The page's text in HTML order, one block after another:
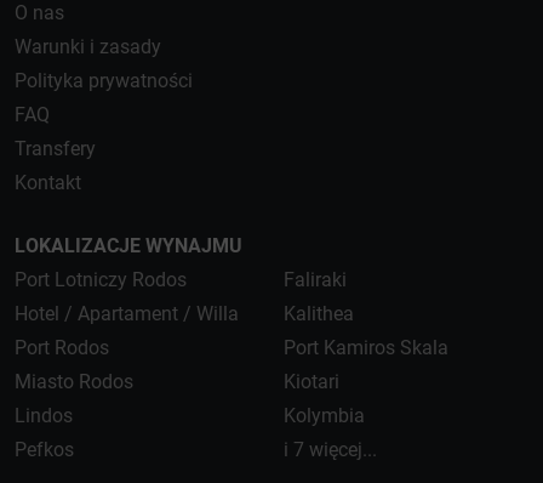
O nas
Warunki i zasady
Polityka prywatności
FAQ
Transfery
Kontakt
LOKALIZACJE WYNAJMU
Port Lotniczy Rodos
Hotel / Apartament / Willa
Port Rodos
Miasto Rodos
Lindos
Pefkos
Faliraki
Kalithea
Port Kamiros Skala
Kiotari
Kolymbia
i 7 więcej...